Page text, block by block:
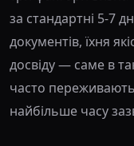
за стандартні 5-7
документів, їхня
досвіду — саме в
часто переживають
найбільше часу